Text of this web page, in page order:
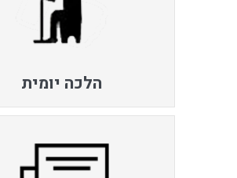
הלכה יומית